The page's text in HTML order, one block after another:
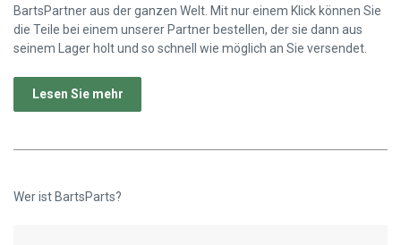
BartsPartner aus der ganzen Welt. Mit nur einem Klick können Sie
die Teile bei einem unserer Partner bestellen, der sie dann aus
seinem Lager holt und so schnell wie möglich an Sie versendet.
Lesen Sie mehr
Wer ist BartsParts?